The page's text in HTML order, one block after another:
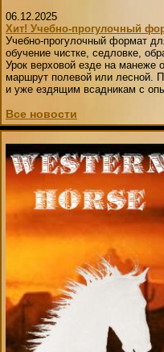
06.12.2025
Хит! Учебно-прогулочный
Учебно-прогулочный формат
обучение чистке, седловке,
Урок верховой езде на манеже
маршрут полевой или лесной.
и уже ездящим всадникам с
Все новости